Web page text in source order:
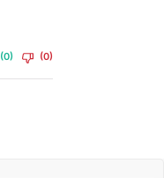
(0) (0)